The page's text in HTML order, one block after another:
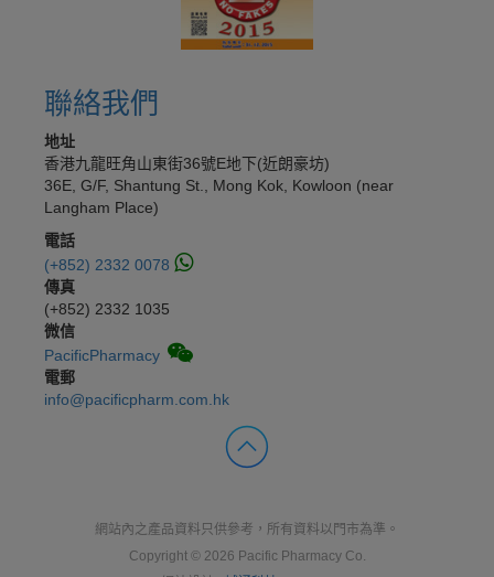
聯絡我們
地址
香港九龍旺角山東街36號E地下(近朗豪坊)
36E, G/F, Shantung St., Mong Kok, Kowloon (near
Langham Place)
電話
(+852) 2332 0078
傳真
(+852) 2332 1035
微信
PacificPharmacy
電郵
info@pacificpharm.com.hk
網站內之產品資料只供參考，所有資料以門市為準。
Copyright © 2026 Pacific Pharmacy Co.